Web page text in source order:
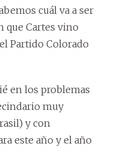
cuál va a ser
que Cartes vino
Partido Colorado
en los problemas
muy
y con
este año y el año